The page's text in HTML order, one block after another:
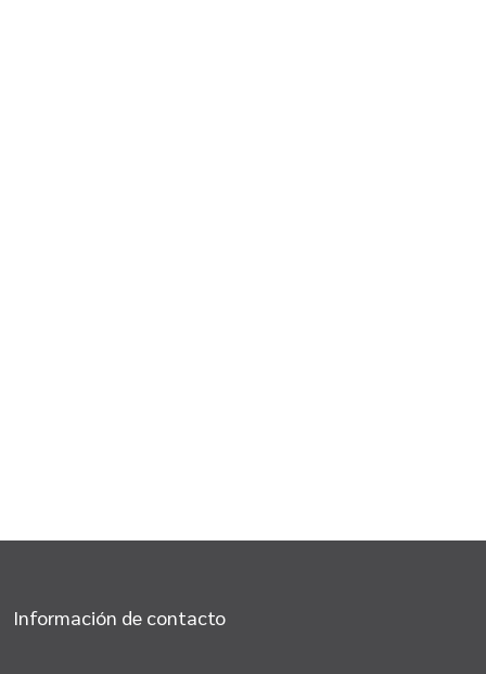
Información de contacto